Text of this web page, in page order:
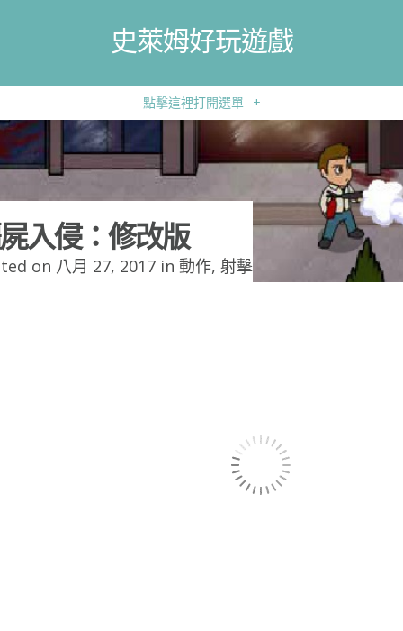
史萊姆好玩遊戲
點擊這裡打開選單 +
入侵：修改版
on 八月 27, 2017 in 動作, 射擊